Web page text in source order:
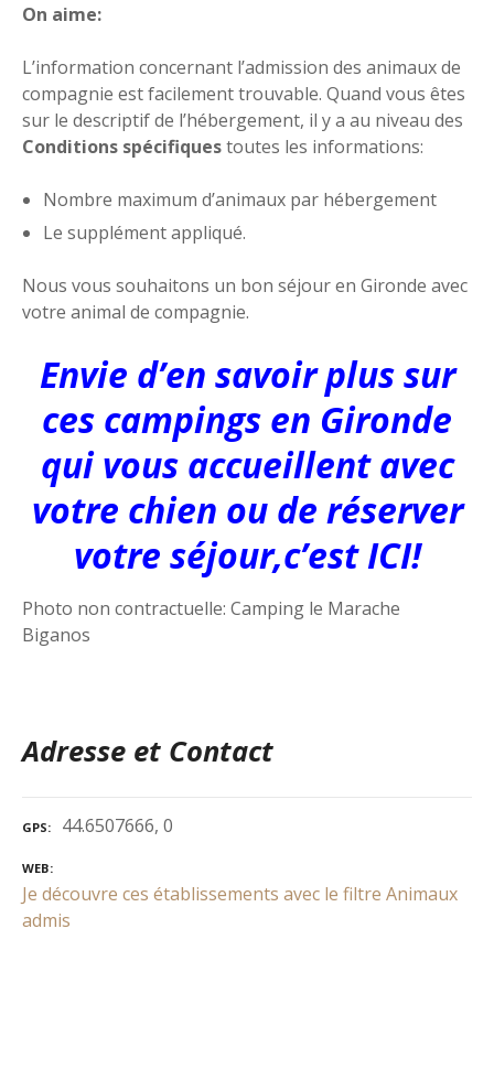
On aime:
L’information concernant l’admission des animaux de
compagnie est facilement trouvable. Quand vous êtes
sur le descriptif de l’hébergement, il y a au niveau des
Conditions spécifiquestoutes les informations:
Nombre maximum d’animaux par hébergement
Le supplément appliqué.
Nous vous souhaitons un bon séjour en Gironde avec
votre animal de compagnie.
Envie d’en savoir plus sur
ces campings en Gironde
qui vous accueillent avec
votre chien ou de réserver
votre séjour,c’est ICI!
Photo non contractuelle: Camping le Marache
Biganos
Adresse et Contact
GPS 44.6507666, 0
WEB
Je découvre ces établissements avec le filtre Animaux
admis